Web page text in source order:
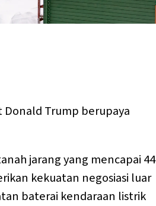
Donald Trump berupaya
jarang yang mencapai 44
kekuatan negosiasi luar
baterai kendaraan listrik